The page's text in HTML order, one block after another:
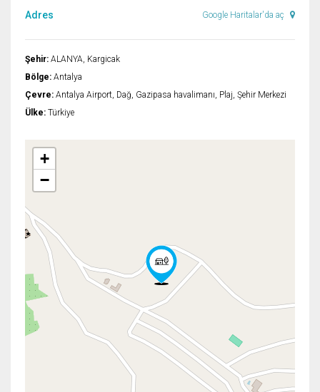
Adres Google Haritalar'da aç
Şehir: ALANYA, Kargicak
Bölge: Antalya
Çevre: Antalya Airport, Dağ, Gazipasa havalimanı, Plaj, Şehir Merkezi
Ülke: Türkiye
+
−